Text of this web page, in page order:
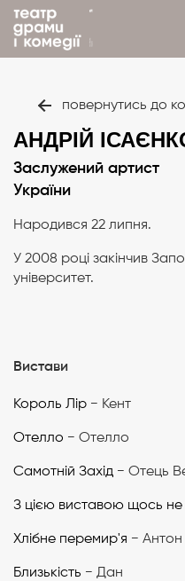
повернутись до
АНДРІЙ
Заслужений артист
України
Народився 22 липня.
У 2008 році закінчив
університет.
Вистави
Король Лір − Кент
Отелло − Отелло
Самотній Захід − Отець
З цією виставою щось не
Хлібне перемир'я − Антон
Близькість − Дан